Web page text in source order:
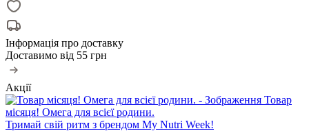
Інформація про доставку
Доставимо від 55 грн
Акції
Товар
місяця! Омега для всієї родини.
Тримай свій ритм з брендом My Nutri Week!